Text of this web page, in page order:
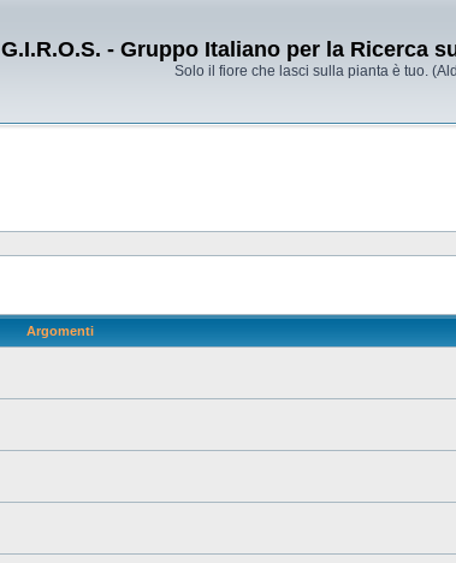
G.I.R.O.S. - Gruppo Italiano per la Ricerca
Solo il fiore che lasci sulla pianta è tuo.
Argomenti